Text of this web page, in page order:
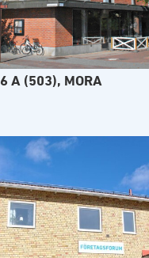
A (503), MORA